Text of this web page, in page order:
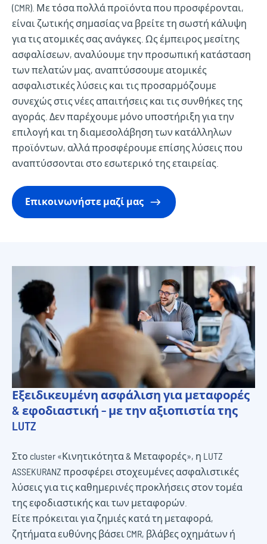
(CMR). Με τόσα πολλά προϊόντα που προσφέρονται,
είναι ζωτικής σημασίας να βρείτε τη σωστή κάλυψη
για τις ατομικές σας ανάγκες. Ως έμπειρος μεσίτης
ασφαλίσεων, αναλύουμε την προσωπική κατάσταση
των πελατών μας, αναπτύσσουμε ατομικές
ασφαλιστικές λύσεις και τις προσαρμόζουμε
συνεχώς στις νέες απαιτήσεις και τις συνθήκες της
αγοράς. Δεν παρέχουμε μόνο υποστήριξη για την
επιλογή και τη διαμεσολάβηση των κατάλληλων
προϊόντων, αλλά προσφέρουμε επίσης λύσεις που
αναπτύσσονται στο εσωτερικό της εταιρείας.
Επικοινωνήστε μαζί μας
Εξειδικευμένη ασφάλιση για μεταφορές
& εφοδιαστική – με την αξιοπιστία της
LUTZ
Στο cluster «Κινητικότητα & Μεταφορές», η LUTZ
ASSEKURANZ προσφέρει στοχευμένες ασφαλιστικές
λύσεις για τις καθημερινές προκλήσεις στον τομέα
της εφοδιαστικής και των μεταφορών.
Είτε πρόκειται για ζημιές κατά τη μεταφορά,
ζητήματα ευθύνης βάσει CMR, βλάβες οχημάτων ή